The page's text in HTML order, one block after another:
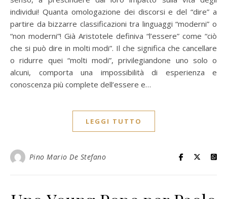
individui! Quanta omologazione dei discorsi e del “dire” a
partire da bizzarre classificazioni tra linguaggi “moderni” o
“non moderni”! Già Aristotele definiva “l’essere” come “ciò
che si può dire in molti modi”. Il che significa che cancellare
o ridurre quei “molti modi”, privilegiandone uno solo o
alcuni, comporta una impossibilità di esperienza e
conoscenza più complete dell’essere e…
LEGGI TUTTO
Pino Mario De Stefano